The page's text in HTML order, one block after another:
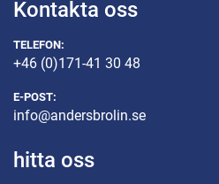
Kontakta oss
TELEFON:
+46 (0)171-41 30 48
E-POST:
info@andersbrolin.se
hitta oss